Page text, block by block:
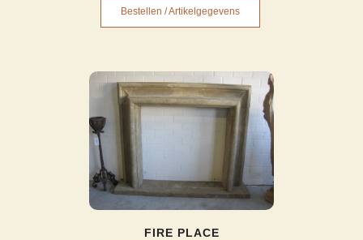
Bestellen / Artikelgegevens
FIRE PLACE